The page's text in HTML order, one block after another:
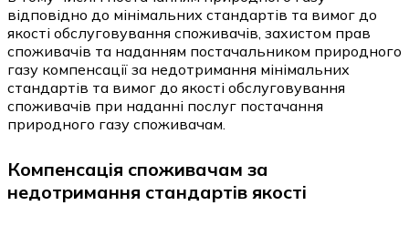
відповідно до мінімальних стандартів та вимог до
якості обслуговування споживачів, захистом прав
споживачів та наданням постачальником природного
газу компенсації за недотримання мінімальних
стандартів та вимог до якості обслуговування
споживачів при наданні послуг постачання
природного газу споживачам.
Компенсація споживачам за
недотримання стандартів якості